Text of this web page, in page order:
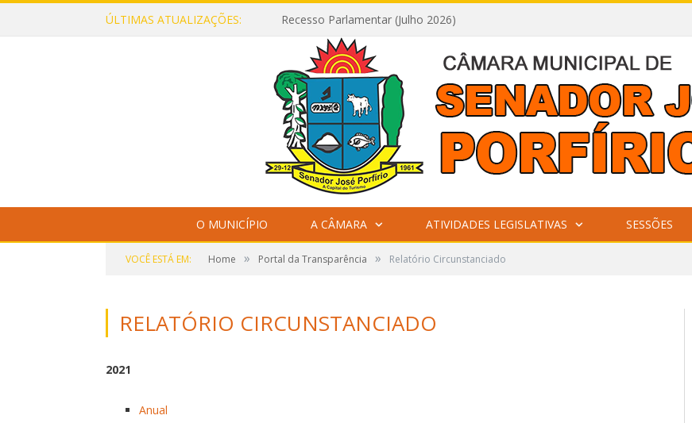
ÚLTIMAS ATUALIZAÇÕES: Recesso Parlamentar (Julho 2026)
O MUNICÍPIO A CÂMARA ATIVIDADES LEGISLATIVAS SESSÕES
VOCÊ ESTÁ EM: Home » Portal da Transparência » Relatório Circunstanciado
RELATÓRIO CIRCUNSTANCIADO
2021
Anual